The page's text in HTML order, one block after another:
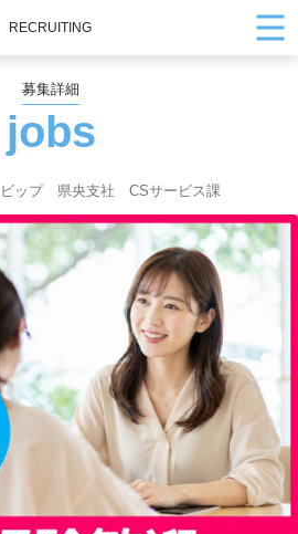
RECRUITING
募集詳細
jobs
ビップ 県央支社 CSサービス課